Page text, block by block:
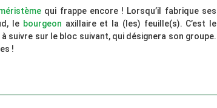
qui frappe encore ! Lorsqu’il fabrique ses
le bourgeon axillaire et la (les) feuille(s). C’est le
sur le bloc suivant, qui désignera son groupe.
!